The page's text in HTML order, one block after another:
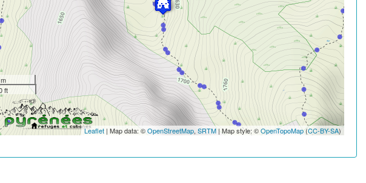
ft
Leaflet | Map data: ©OpenStreetMap, SRTM| Map style: ©OpenTopoMap(CC-BY-SA)